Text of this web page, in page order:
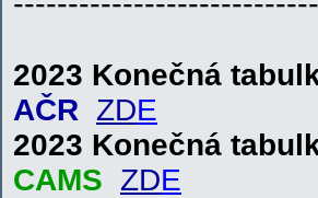
2023 Konečná
AČR ZDE
2023 Konečná
CAMS ZDE